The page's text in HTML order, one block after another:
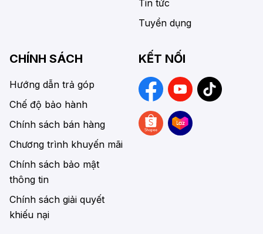
Tin tức
Tuyển dụng
CHÍNH SÁCH
Hướng dẫn trả góp
Chế độ bảo hành
Chính sách bán hàng
Chương trình khuyến mãi
Chính sách bảo mật
thông tin
Chính sách giải quyết
khiếu nại
KẾT NỐI